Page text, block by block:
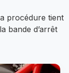
procédure tient
bande d’arrêt